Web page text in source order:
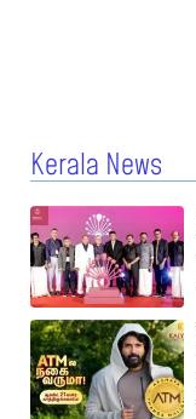
Kerala News